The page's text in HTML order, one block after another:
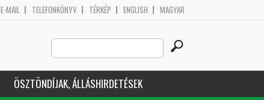
E-MAIL TELEFONKÖNYV TÉRKÉP ENGLISH MAGYAR
Search
this
site
ÖSZTÖNDÍJAK, ÁLLÁSHIRDETÉSEK